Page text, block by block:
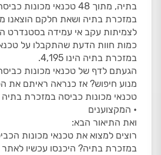
בתיה, מתוך 48 טכנאי
במזכרת בתיה ושאת חלקם הוצאנו
לצמיתות עקב אי עמידה בסטנדרט
כמות חוות הדעת שהתקבלו על
במזכרת בתיה הינו 4,195.
הגעתם לדף של טכנאי מכונות
מנוע חיפוש? אז כנראה ראיתם את
• המקצוענים
ואת התיאור הבא:
רוצים למצוא את טכנאי מכונות
במזכרת בתיה? היכנסו עכשיו לאתר